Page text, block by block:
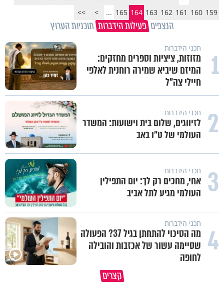
159
160
161
162
163
164
165
...
>
>>
הנצפים פעילות הידברות תוכניות הערוץ
1 תכני הידברות
מזוזות, ציציות וספרים מחזקים:
המיזם שיביא שמירה רוחנית לאלפי
חיילי צה"ל
2 תכני הידברות
לזיווגים, שלום בית וישועות: המשדר
העולמי של ט"ו באב
3 תכני הידברות
אחי, מחכים רק לך: יום התפילין
העולמי מגיע לתל אביב
4 תכני הידברות
מה הסיכוי להתחתן בגיל 37? הפעולה
שסיימה עשור של אכזבות והובילה
לחופה
קצרים
לפעמים המערכת מפספסת את הלב
מותר לנשוף על בוטנים כדי